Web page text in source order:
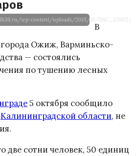
wp-content/uploads/2015/10/DSC_25902.jpg
В
Ожиж, Варминьско-
— состоялись
по тушению лесных
5 октября сообщило
Калининградской области, не
две сотни человек, 50 единиц